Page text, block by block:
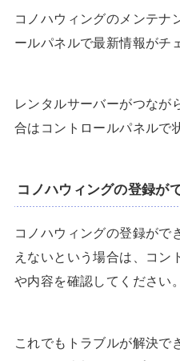
コノハウィングのメンテナ
ールパネルで最新情報がチ
レンタルサーバーがつなが
合はコントロールパネルで
コノハウィングの登録が
コノハウィングの登録がで
えないという場合は、コン
や内容を確認してください。
これでもトラブルが解決で